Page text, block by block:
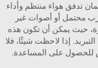
منتظم وأداء
أصوات غير
أن تكون هذه
شيئًا، فلا
المساعدة.